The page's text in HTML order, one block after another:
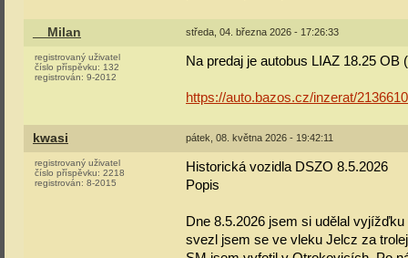
__Milan středa, 04. března 2026 - 17:26:33
registrovaný uživatel
číslo příspěvku: 132
registrován: 9-2012
Na predaj je autobus LIAZ 18.25 OB
https://auto.bazos.cz/inzerat/
kwasi pátek, 08. května 2026 - 19:42:11
registrovaný uživatel
číslo příspěvku: 2218
registrován: 8-2015
Historická vozidla DSZO 8.5.2026
Popis
Dne 8.5.2026 jsem si udělal
svezl jsem se ve vleku Jelcz za